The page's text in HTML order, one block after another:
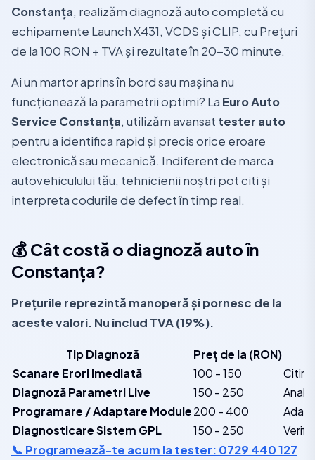
Constanța, realizăm diagnoză auto completă cu
echipamente Launch X431, VCDS și CLIP, cu Prețuri
de la 100 RON + TVA și rezultate în 20-30 minute.
Ai un martor aprins în bord sau mașina nu
funcționează la parametrii optimi? La Euro Auto
Service Constanța, utilizăm avansat tester auto
pentru a identifica rapid și precis orice eroare
electronică sau mecanică. Indiferent de marca
autovehiculului tău, tehnicienii noștri pot citi și
interpreta codurile de defect în timp real.
💰 Cât costă o diagnoză auto în
Constanța?
Prețurile reprezintă manoperă și pornesc de la
aceste valori. Nu includ TVA (19%).
Tip Diagnoză
Preț de la (RON)
Scanare Erori Imediată
100 - 150
Citire
Diagnoză Parametri Live
150 - 250
Programare / Adaptare Module200 - 400
Diagnosticare Sistem GPL
150 - 250
📞 Programează-te acum la tester: 0729 440 127